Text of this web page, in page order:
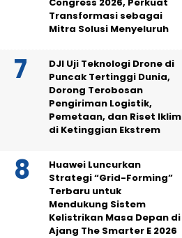
Transformasi sebagai
Mitra Solusi Menyeluruh
DJI Uji Teknologi Drone di
Puncak Tertinggi Dunia,
Dorong Terobosan
Pengiriman Logistik,
Pemetaan, dan Riset Iklim
di Ketinggian Ekstrem
Huawei Luncurkan
Strategi “Grid-Forming”
Terbaru untuk
Mendukung Sistem
Kelistrikan Masa Depan di
Ajang The Smarter E 2026